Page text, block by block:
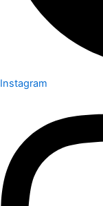
Instagram